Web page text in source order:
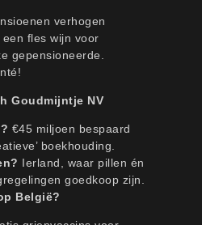
verhogen
een fles wijn voor
gepensioneerde.
Goudmijntje NV
€45 miljoen bespaard
boekhouding.
Ierland, waar pillen én
goedkoop zijn.
België?